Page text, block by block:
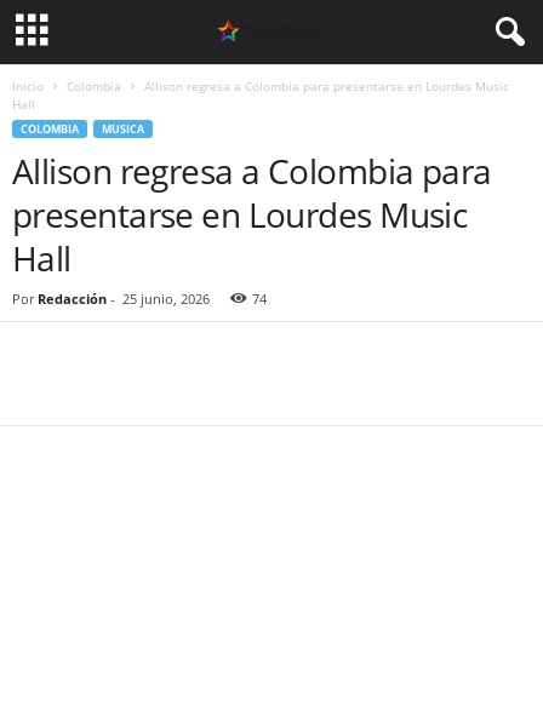
Inicio Colombia
Allison regresa a Colombia para presentarse en Lourdes Music
Hall
COLOMBIA MUSICA
Allison regresa a Colombia para
presentarse en Lourdes Music
Hall
Por Redacción - 25 junio, 2026 74